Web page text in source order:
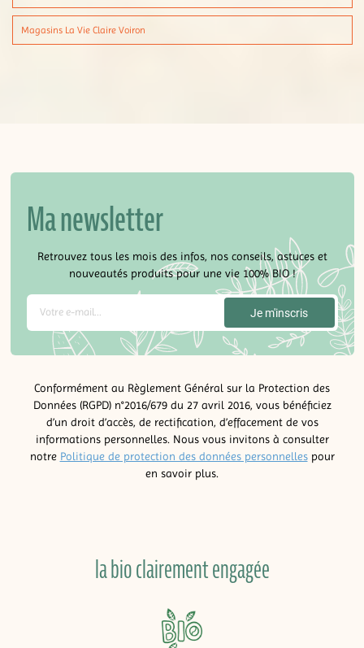
Magasins La Vie Claire Voiron
Ma newsletter
Retrouvez tous les mois des infos, nos conseils, astuces et
nouveautés produits pour une vie 100% BIO !
Conformément au Règlement Général sur la Protection des
Données (RGPD) n°2016/679 du 27 avril 2016, vous bénéficiez
d’un droit d’accès, de rectification, d’effacement de vos
informations personnelles. Nous vous invitons à consulter
notre Politique de protection des données personnellespour
en savoir plus.
la bio clairement engagée